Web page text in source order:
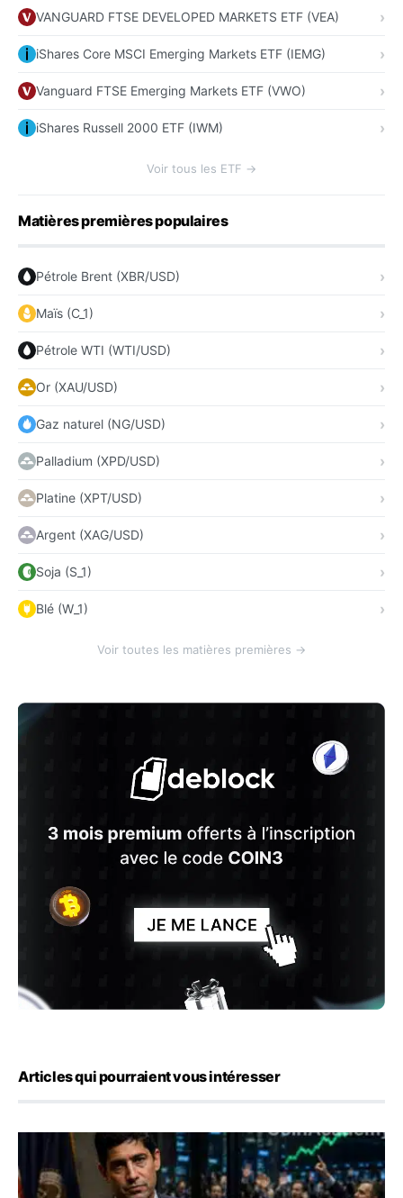
VANGUARD FTSE DEVELOPED MARKETS ETF (VEA)
iShares Core MSCI Emerging Markets ETF (IEMG)
Vanguard FTSE Emerging Markets ETF (VWO)
iShares Russell 2000 ETF (IWM)
Voir tous les ETF →
Matières premières populaires
Pétrole Brent (XBR/USD)
Maïs (C_1)
Pétrole WTI (WTI/USD)
Or (XAU/USD)
Gaz naturel (NG/USD)
Palladium (XPD/USD)
Platine (XPT/USD)
Argent (XAG/USD)
Soja (S_1)
Blé (W_1)
Voir toutes les matières premières →
Articles qui pourraient vous intéresser
Emploi américain : 23 000 postes détruits en juillet, les